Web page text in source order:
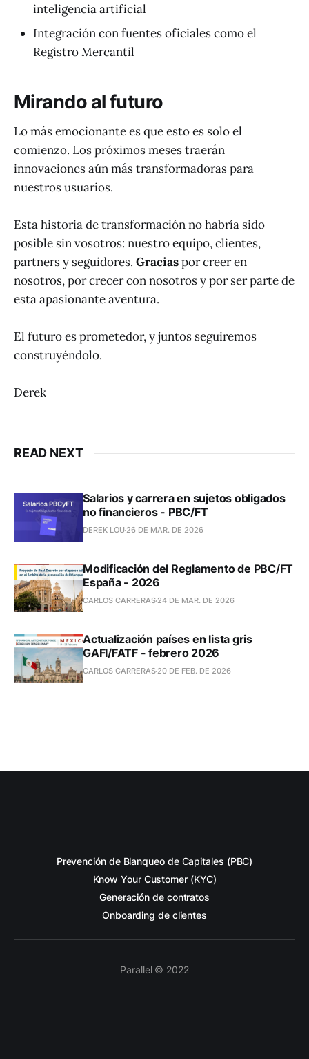
inteligencia artificial
Integración con fuentes oficiales como el
Registro Mercantil
Mirando al futuro
Lo más emocionante es que esto es solo el
comienzo. Los próximos meses traerán
innovaciones aún más transformadoras para
nuestros usuarios.
Esta historia de transformación no habría sido
posible sin vosotros: nuestro equipo, clientes,
partners y seguidores. Graciaspor creer en
nosotros, por crecer con nosotros y por ser parte de
esta apasionante aventura.
El futuro es prometedor, y juntos seguiremos
construyéndolo.
Derek
READ NEXT
Salarios y carrera en sujetos obligados
no financieros - PBC/FT
DEREK LOU 26 DE MAR. DE 2026
Modificación del Reglamento de PBC/FT
España - 2026
CARLOS CARRERAS 24 DE MAR. DE 2026
Actualización países en lista gris
GAFI/FATF - febrero 2026
CARLOS CARRERAS 20 DE FEB. DE 2026
Prevención de Blanqueo de Capitales (PBC)
Know Your Customer (KYC)
Generación de contratos
Onboarding de clientes
Parallel © 2022